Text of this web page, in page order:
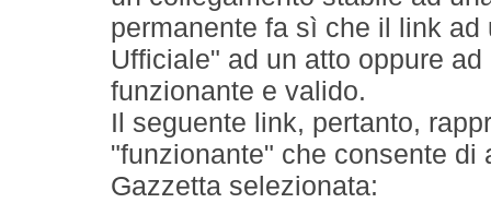
permanente fa sì che il link
Ufficiale" ad un atto oppure
funzionante e valido.
Il seguente link, pertanto,
"funzionante" che consente
Gazzetta selezionata: